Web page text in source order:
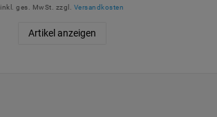
inkl. ges. MwSt. zzgl. Versandkosten
Artikel anzeigen